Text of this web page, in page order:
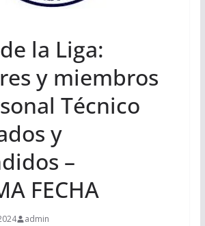
la Liga:
y miembros
Técnico
y
–
FECHA
admin